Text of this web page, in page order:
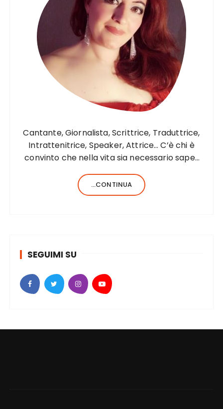
Cantante, Giornalista, Scrittrice, Traduttrice,
Intrattenitrice, Speaker, Attrice… C’è chi è
convinto che nella vita sia necessario saper
forse anche perché aiutato da una fortunata
formula del codice genetico, di cose ne…
...CONTINUA
SEGUIMI SU